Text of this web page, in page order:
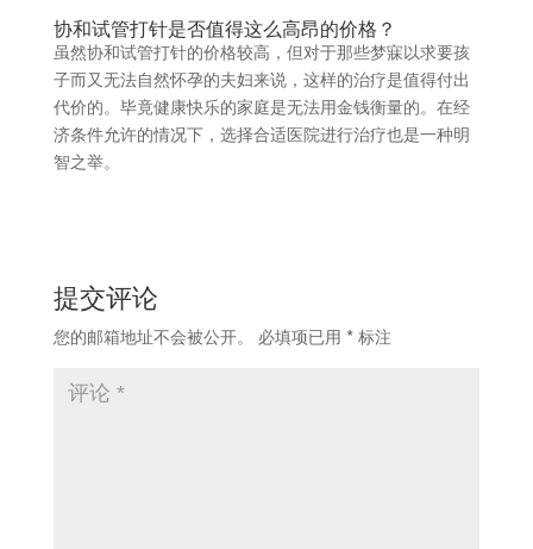
协和试管打针是否值得这么高昂的价格？
虽然协和试管打针的价格较高，但对于那些梦寐以求要孩
子而又无法自然怀孕的夫妇来说，这样的治疗是值得付出
代价的。毕竟健康快乐的家庭是无法用金钱衡量的。在经
济条件允许的情况下，选择合适医院进行治疗也是一种明
智之举。
提交评论
您的邮箱地址不会被公开。 必填项已用 *标注